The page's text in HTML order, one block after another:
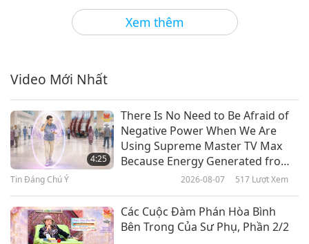
Xem thêm
Giải Gương Sáng Ngời Thế Giới 2020-08-12 3899
13:33
Giải Gương Từ Bi Sáng Ngời Thế
Giới: Tổ Chức Giải Cứu Động Vật
The Gentle Barn, Phần 1/2
Giải Gương Từ Bi Sáng Ngời Thế
Video Mới Nhất
4:25
There Is No Need to Be Afraid of
Negative Power When We Are
Using Supreme Master TV Max
Because Energy Generated from
It Is Far More Powerful than Any
Tin Đáng Chú Ý 2026-08-07 517 Lượt Xem
Các Cuộc Đàm Phán Hòa Bình
Bên Trong Của Sư Phụ, Phần 2/2